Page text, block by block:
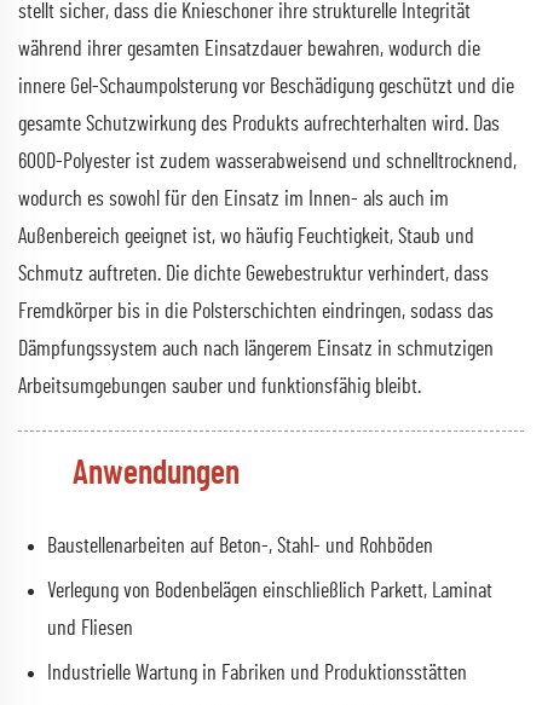
stellt sicher, dass die Knieschoner ihre strukturelle Integrität
während ihrer gesamten Einsatzdauer bewahren, wodurch die
innere Gel-Schaumpolsterung vor Beschädigung geschützt und die
gesamte Schutzwirkung des Produkts aufrechterhalten wird. Das
600D-Polyester ist zudem wasserabweisend und schnelltrocknend,
wodurch es sowohl für den Einsatz im Innen- als auch im
Außenbereich geeignet ist, wo häufig Feuchtigkeit, Staub und
Schmutz auftreten. Die dichte Gewebestruktur verhindert, dass
Fremdkörper bis in die Polsterschichten eindringen, sodass das
Dämpfungssystem auch nach längerem Einsatz in schmutzigen
Arbeitsumgebungen sauber und funktionsfähig bleibt.
Anwendungen
Baustellenarbeiten auf Beton-, Stahl- und Rohböden
Verlegung von Bodenbelägen einschließlich Parkett, Laminat
und Fliesen
Industrielle Wartung in Fabriken und Produktionsstätten